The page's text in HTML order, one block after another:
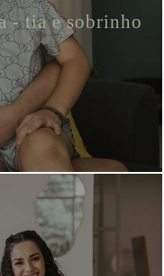
- tia e sobrinho